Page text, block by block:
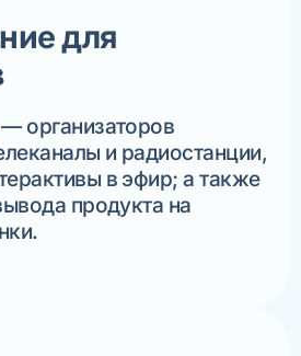
для
организаторов
и радиостанции,
в эфир; а также
продукта на